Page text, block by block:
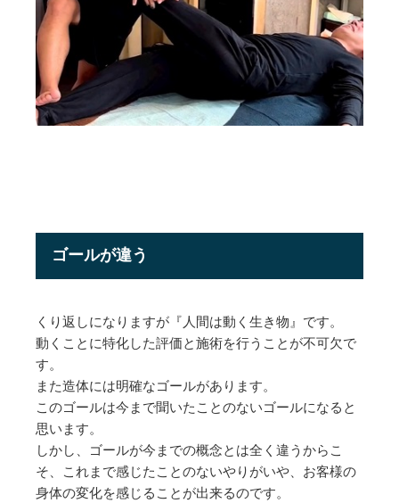
ゴールが違う
くり返しになりますが『人間は動く生き物』です。
動くことに特化した評価と施術を行うことが不可欠で
す。
また造体には明確なゴールがあります。
このゴールは今まで聞いたことのないゴールになると
思います。
しかし、ゴールが今までの概念とは全く違うからこ
そ、これまで感じたことのないやりがいや、お客様の
身体の変化を感じることが出来るのです。